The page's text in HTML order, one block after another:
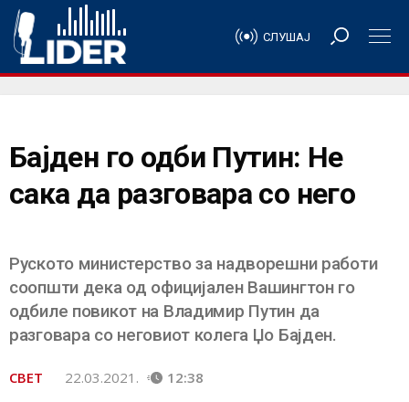
СЛУШАЈ
Бајден го одби Путин: Не
сака да разговара со него
Руското министерство за надворешни работи
соопшти дека од официјален Вашингтон го
одбиле повикот на Владимир Путин да
разговара со неговиот колега Џо Бајден.
СВЕТ 22.03.2021. 12:38